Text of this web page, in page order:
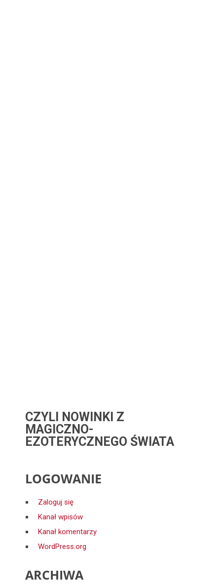
CZYLI NOWINKI Z
MAGICZNO-
EZOTERYCZNEGO ŚWIATA
LOGOWANIE
Zaloguj się
Kanał wpisów
Kanał komentarzy
WordPress.org
ARCHIWA